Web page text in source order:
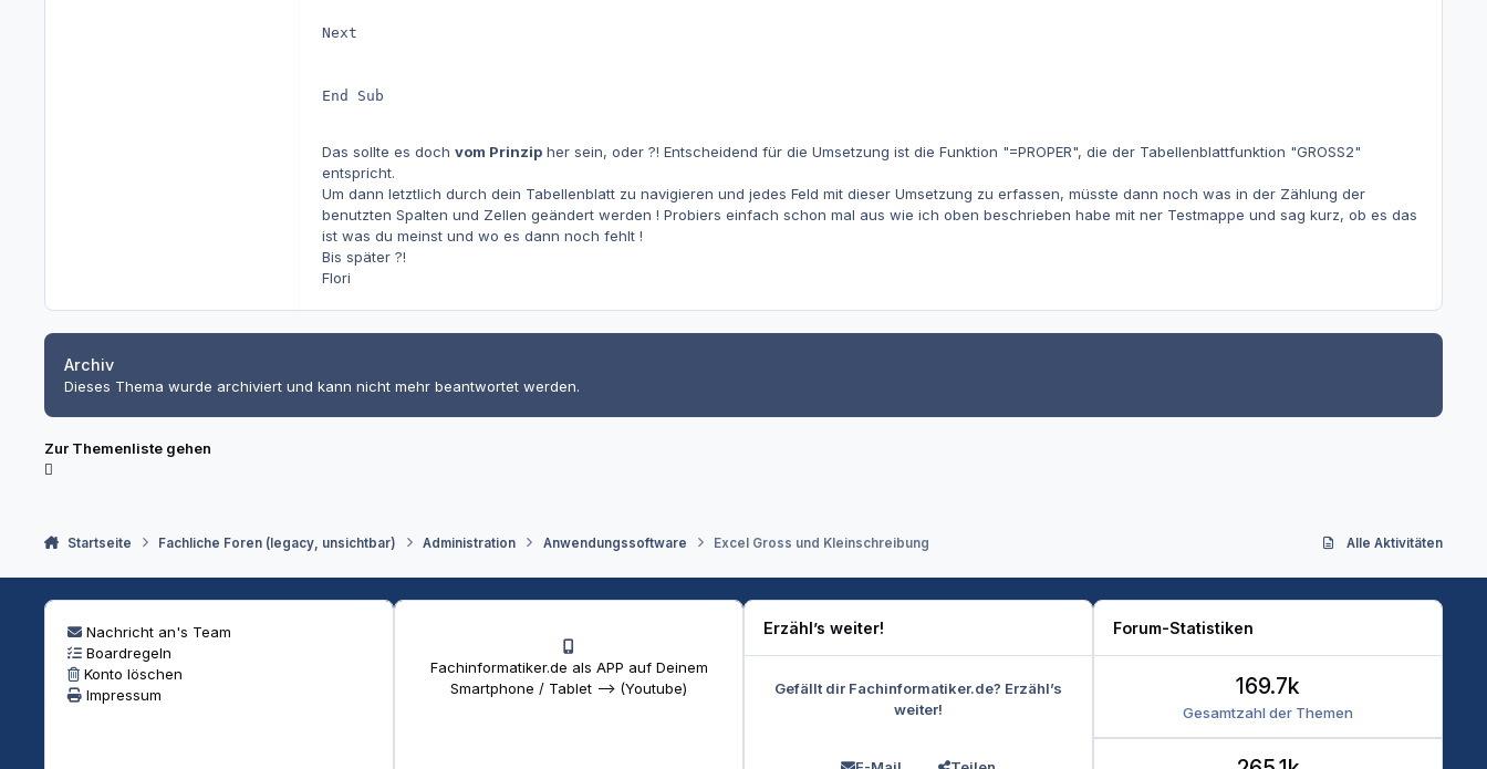
Next
End Sub
Das sollte es doch vom Prinzipher sein, oder ?! Entscheidend für die Umsetzung ist die Funktion "=PROPER", die der Tabellenblattfunktion "GROSS2"
entspricht.
Um dann letztlich durch dein Tabellenblatt zu navigieren und jedes Feld mit dieser Umsetzung zu erfassen, müsste dann noch was in der Zählung der
benutzten Spalten und Zellen geändert werden ! Probiers einfach schon mal aus wie ich oben beschrieben habe mit ner Testmappe und sag kurz, ob es das
ist was du meinst und wo es dann noch fehlt !
Bis später ?!
Flori
Archiv
Dieses Thema wurde archiviert und kann nicht mehr beantwortet werden.
Zur Themenliste gehen
Startseite Fachliche Foren (legacy, unsichtbar) Administration Anwendungssoftware Excel Gross und Kleinschreibung Alle Aktivitäten
Nachricht an's Team
Boardregeln
Konto löschen
Impressum
Fachinformatiker.de als APP auf Deinem
Smartphone / Tablet --> (Youtube)
Erzähl’s weiter!
Gefällt dir Fachinformatiker.de? Erzähl’s
weiter!
Forum-Statistiken
Gesamtzahl der Themen
169.7k